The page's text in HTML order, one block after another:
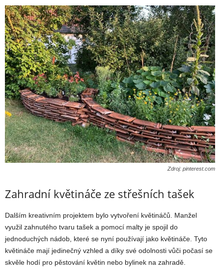
Zdroj: pinterest.com
Zahradní květináče ze střešních tašek
Dalším kreativním projektem bylo vytvoření květináčů. Manžel
využil zahnutého tvaru tašek a pomocí malty je spojil do
jednoduchých nádob, které se nyní používají jako květináče. Tyto
květináče mají jedinečný vzhled a díky své odolnosti vůči počasí se
skvěle hodí pro pěstování květin nebo bylinek na zahradě.